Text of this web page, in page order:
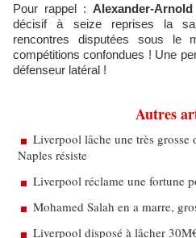
Pour rappel : Alexander-Arnold
décisif à seize reprises la
rencontres disputées sous le
compétitions confondues ! Une
défenseur latéral !
Autres
Liverpool lâche une très
Naples résiste
Liverpool réclame une fortune
Mohamed Salah en a marre,
Liverpool disposé à lâcher